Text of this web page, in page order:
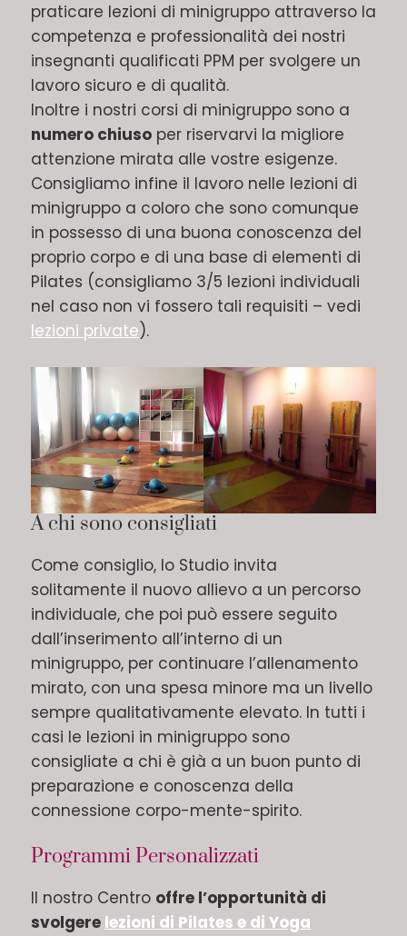
praticare lezioni di minigruppo attraverso la
competenza e professionalità dei nostri
insegnanti qualificati PPM per svolgere un
lavoro sicuro e di qualità.
Inoltre i nostri corsi di minigruppo sono a
numero chiuso per riservarvi la migliore
attenzione mirata alle vostre esigenze.
Consigliamo infine il lavoro nelle lezioni di
minigruppo a coloro che sono comunque
in possesso di una buona conoscenza del
proprio corpo e di una base di elementi di
Pilates (consigliamo 3/5 lezioni individuali
nel caso non vi fossero tali requisiti – vedi
lezioni private).
A chi sono consigliati
Come consiglio, lo Studio invita
solitamente il nuovo allievo a un percorso
individuale, che poi può essere seguito
dall’inserimento all’interno di un
minigruppo, per continuare l’allenamento
mirato, con una spesa minore ma un livello
sempre qualitativamente elevato. In tutti i
casi le lezioni in minigruppo sono
consigliate a chi è già a un buon punto di
preparazione e conoscenza della
connessione corpo-mente-spirito.
Programmi Personalizzati
Il nostro Centro offre l’opportunità di
svolgere lezioni di Pilates e di Yoga